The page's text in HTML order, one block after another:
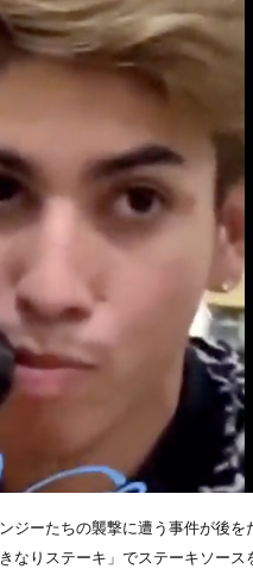
ジーたちの襲撃に遭う事件が後
なりステーキ」でステーキソー